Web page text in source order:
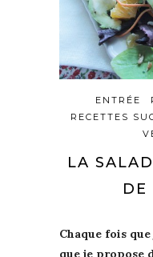
ENTRÉE
RECETTES
LA
DE
Chaque fois
que je propose